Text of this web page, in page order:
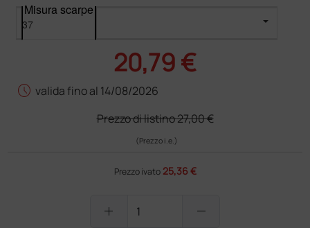
Misura scarpe
20,79 €
schedule valida fino al 14/08/2026
Prezzo di listino27,00 €
(Prezzo i.e.)
Prezzo ivato 25,36 €
add remove